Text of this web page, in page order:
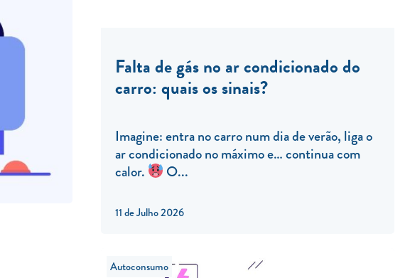
11 de Julho 2026
Falta de gás no ar condicionado do
carro: quais os sinais?
Imagine: entra no carro num dia de verão, liga o
ar condicionado no máximo e… continua com
calor.
O...
Autoconsumo